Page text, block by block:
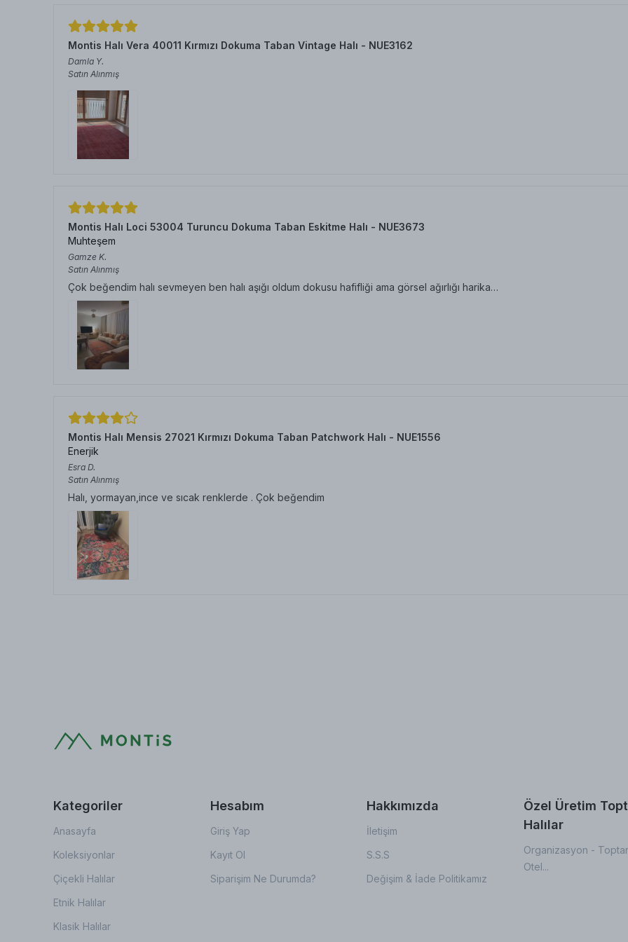
Montis Halı Vera 40011 Kırmızı Dokuma Taban Vintage Halı - NUE3162
Damla Y.
Satın Alınmış
Montis Halı Loci 53004 Turuncu Dokuma Taban Eskitme Halı - NUE3673
Muhteşem
Gamze K.
Satın Alınmış
Çok beğendim halı sevmeyen ben halı aşığı oldum dokusu hafifliği ama görsel ağırlığı harika…
Montis Halı Mensis 27021 Kırmızı Dokuma Taban Patchwork Halı - NUE1556
Enerjik
Esra D.
Satın Alınmış
Halı, yormayan,ince ve sıcak renklerde . Çok beğendim
Kategoriler
Anasayfa
Koleksiyonlar
Çiçekli Halılar
Etnik Halılar
Klasik Halılar
Hesabım
Giriş Yap
Kayıt Ol
Siparişim Ne Durumda?
Hakkımızda
İletişim
S.S.S
Değişim & İade Politikamız
Özel Üretim
Halılar
Organizasyon -
Otel...